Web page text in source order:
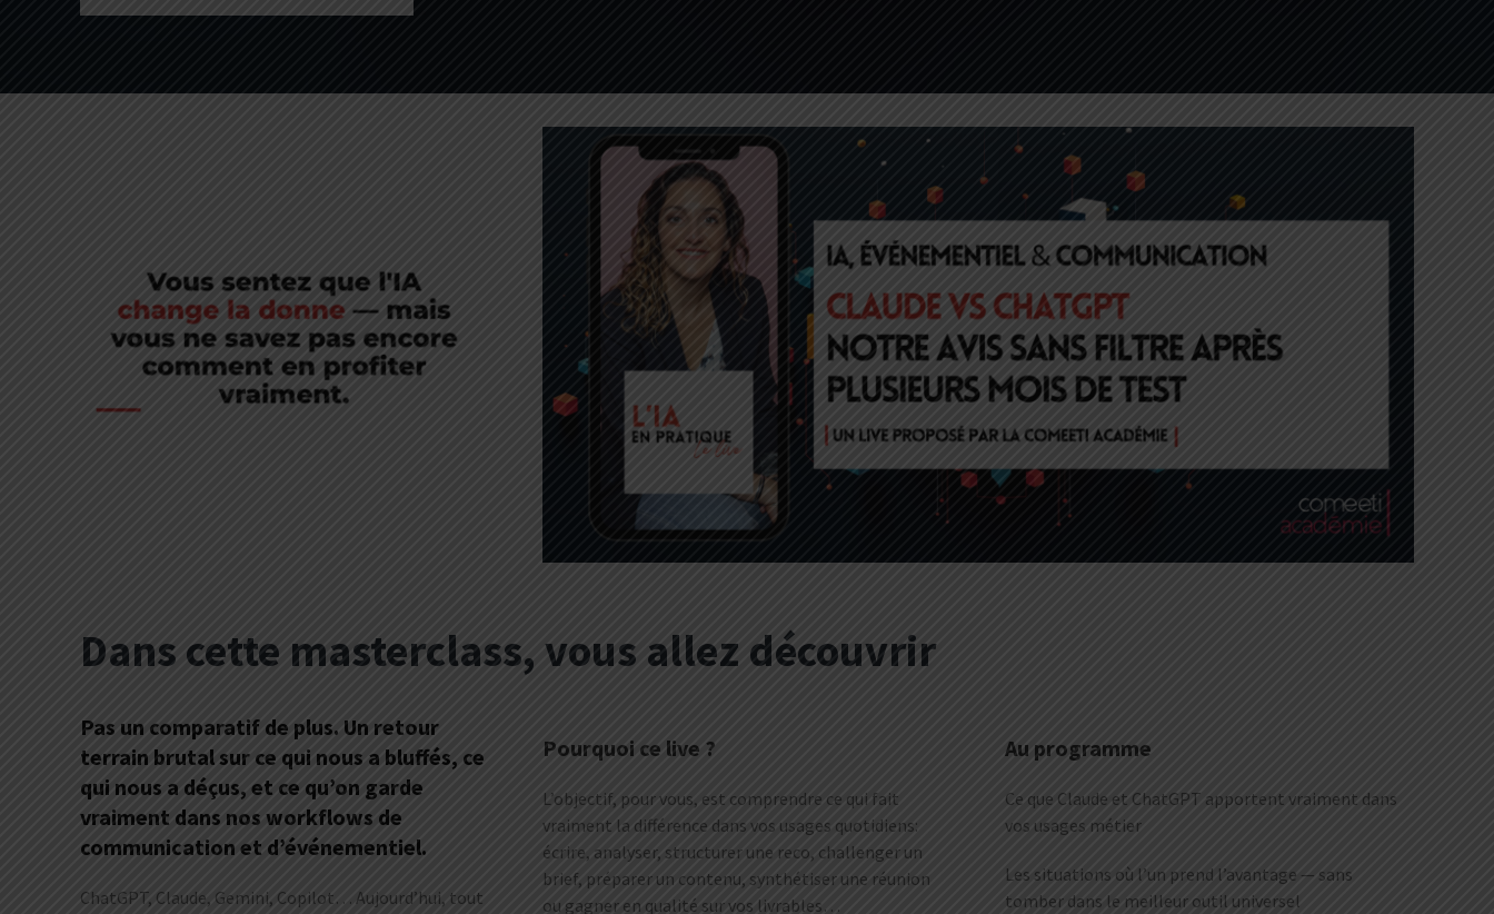
Dans cette masterclass, vous allez découvrir
Pas un comparatif de plus. Un retour
terrain brutal sur ce qui nous a bluffés, ce
qui nous a déçus, et ce qu’on garde
vraiment dans nos workflows de
communication et d’événementiel.
ChatGPT, Claude, Gemini, Copilot… Aujourd’hui, tout
Pourquoi ce live ?
L’objectif, pour vous, est comprendre ce qui fait
vraiment la différence dans vos usages quotidiens:
écrire, analyser, structurer une reco, challenger un
brief, préparer un contenu, synthétiser une réunion
ou gagner en qualité sur vos livrables…
Au programme
Ce que Claude et ChatGPT apportent vraiment dans
vos usages métier
Les situations où l’un prend l’avantage — sans
tomber dans le meilleur outil universel